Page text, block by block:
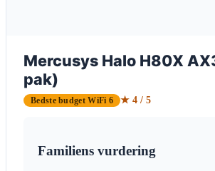
Mercusys Halo H80X
pak)
Bedste budget WiFi 6 ★ 4 / 5
Familiens vurdering